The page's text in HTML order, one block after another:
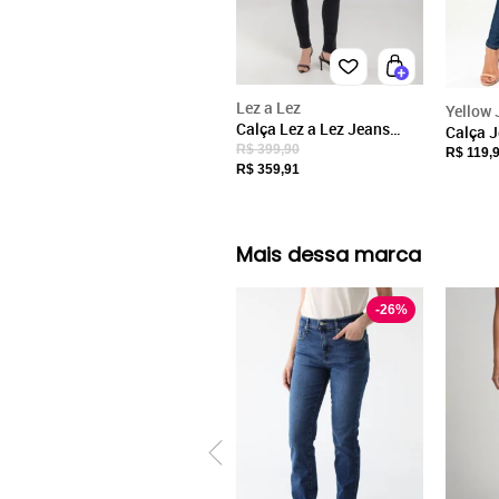
Lez a Lez
Calça Lez a Lez Jeans
Skinny Cropped Com
Cintura Média
R$ 399,90
R$ 359,91
Yellow
Calça
Skinny
R$
Mais dessa marca
-26%